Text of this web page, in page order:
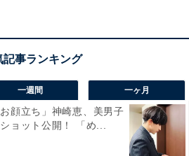
一週間 一ヶ月
顔立ち」神崎恵、美男子
ョット公開！ 「め...